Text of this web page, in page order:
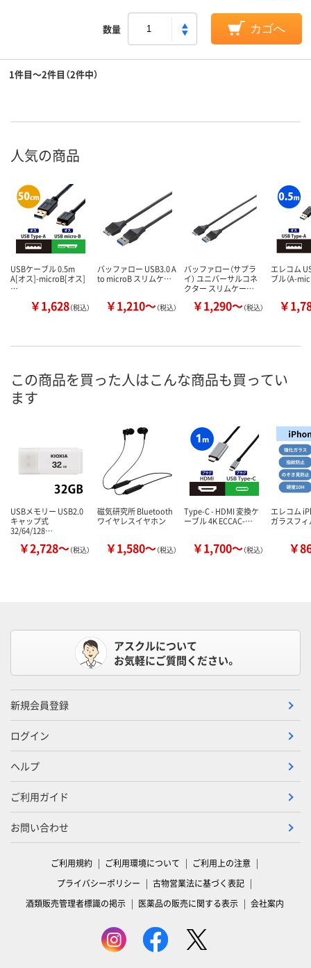
数量 カゴへ
1件目～2件目（2件中）
人気の商品
USBケーブル 0.5m
A[オス]-microB[オス]
…
￥1,628（税込）
バッファロー USB3.0 A
to microB スリムケ…
￥1,210～（税込）
バッファロー（サプラ
イ） ユニバーサルコネ
クター スリムケー…
￥1,290～（税込）
エレコム
ブル（A-
￥
この商品を買った人はこんな商品も買ってい
ます
USBメモリー USB2.0
キャップ式
32/64/128…
￥2,728～（税込）
磁気研究所 Bluetooth
ワイヤレスイヤホン
￥1,580～（税込）
Type-C - HDMI 変換ケ
ーブル 4K ECCAC-…
￥1,700～（税込）
エレコム
ガラスフ
￥
アスクルについて
お気軽にご質問ください。
新規会員登録
ログイン
ヘルプ
ご利用ガイド
お問い合わせ
ご利用規約 ご利用環境について
ご利用上の注意
プライバシーポリシー
古物営業法に基づく表記
酒類販売管理者標識の掲示
医薬品の販売に関する表示 会社案内